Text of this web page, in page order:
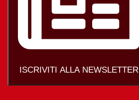
ISCRIVITI ALLA NEWSLETTER